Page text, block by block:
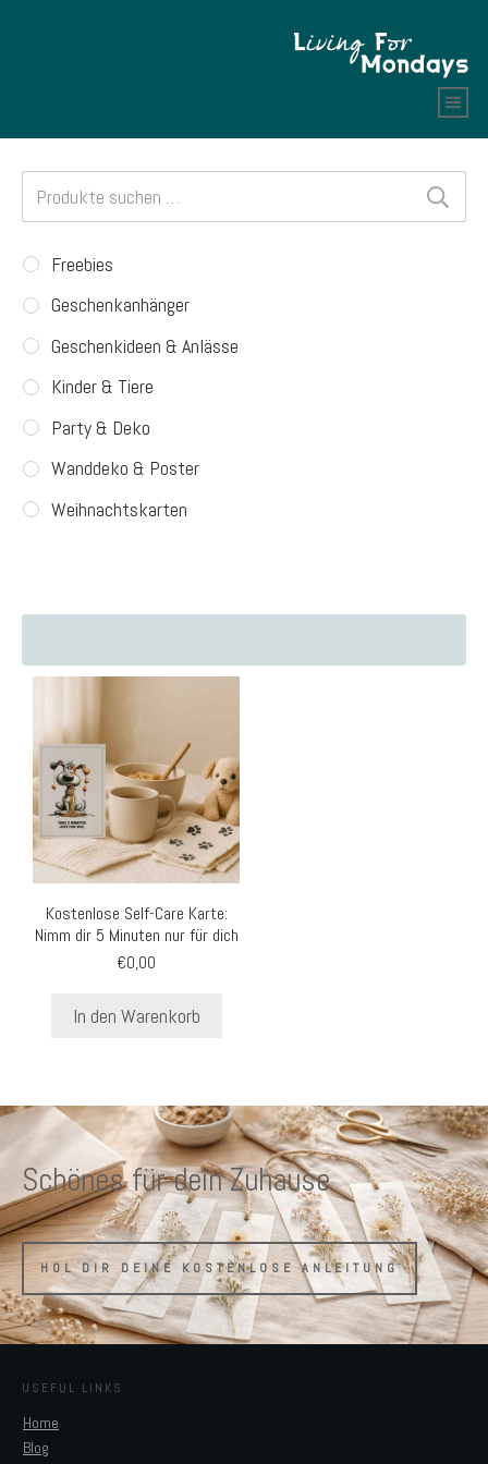
Kostenlose Self-Care Karte:
Nimm dir 5 Minuten nur für dich
€0,00
In den Warenkorb
Suchen
nach:
Freebies
Geschenkanhänger
Geschenkideen & Anlässe
Kinder & Tiere
Party & Deko
Wanddeko & Poster
Weihnachtskarten
Schönes für dein Zuhause
HOL DIR DEINE KOSTENLOSE ANLEITUNG
USEFUL LINKS
Home
Blog